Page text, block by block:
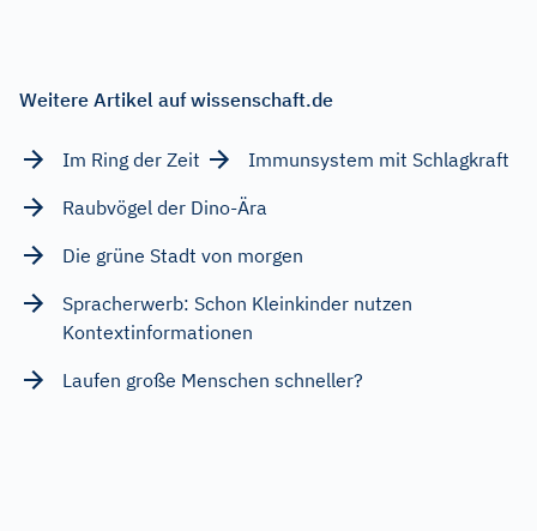
Weitere Artikel auf wissenschaft.de
Im Ring der Zeit
Immunsystem mit Schlagkraft
Raubvögel der Dino-Ära
Die grüne Stadt von morgen
Spracherwerb: Schon Kleinkinder nutzen
Kontextinformationen
Laufen große Menschen schneller?